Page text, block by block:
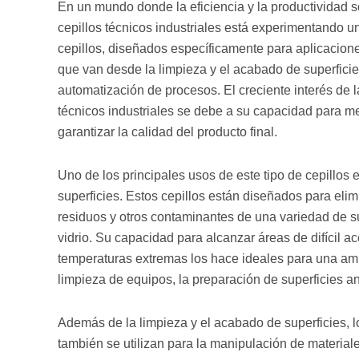
En un mundo donde la eficiencia y la productividad
cepillos técnicos industriales está experimentando
cepillos, diseñados específicamente para
que van desde la limpieza y el acabado de
automatización de procesos. El creciente interés
técnicos industriales se debe a su capacidad para
garantizar la calidad del producto final.
Uno de los principales usos de este tipo de cepillos
superficies. Estos cepillos están diseñados para
residuos y otros contaminantes de una variedad de
vidrio. Su capacidad para alcanzar áreas de difícil
temperaturas extremas los hace ideales para una
limpieza de equipos, la preparación de superficies
Además de la limpieza y el acabado de superficies,
también se utilizan para la manipulación de